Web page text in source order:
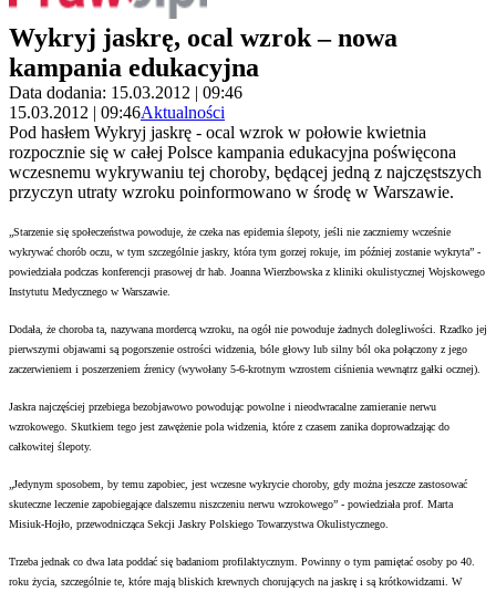
Wykryj jaskrę, ocal wzrok – nowa
kampania edukacyjna
Data dodania: 15.03.2012 | 09:46
15.03.2012 | 09:46Aktualności
Pod hasłem Wykryj jaskrę - ocal wzrok w połowie kwietnia
rozpocznie się w całej Polsce kampania edukacyjna poświęcona
wczesnemu wykrywaniu tej choroby, będącej jedną z najczęstszych
przyczyn utraty wzroku poinformowano w środę w Warszawie.
„Starzenie się społeczeństwa powoduje, że czeka nas epidemia ślepoty, jeśli nie zaczniemy wcześnie
wykrywać chorób oczu, w tym szczególnie jaskry, która tym gorzej rokuje, im później zostanie wykryta” -
powiedziała podczas konferencji prasowej dr hab. Joanna Wierzbowska z kliniki okulistycznej Wojskowego
Instytutu Medycznego w Warszawie.
Dodała, że choroba ta, nazywana mordercą wzroku, na ogół nie powoduje żadnych dolegliwości. Rzadko jej
pierwszymi objawami są pogorszenie ostrości widzenia, bóle głowy lub silny ból oka połączony z jego
zaczerwieniem i poszerzeniem źrenicy (wywołany 5-6-krotnym wzrostem ciśnienia wewnątrz gałki ocznej).
Jaskra najczęściej przebiega bezobjawowo powodując powolne i nieodwracalne zamieranie nerwu
wzrokowego. Skutkiem tego jest zawężenie pola widzenia, które z czasem zanika doprowadzając do
całkowitej ślepoty.
„Jedynym sposobem, by temu zapobiec, jest wczesne wykrycie choroby, gdy można jeszcze zastosować
skuteczne leczenie zapobiegające dalszemu niszczeniu nerwu wzrokowego” - powiedziała prof. Marta
Misiuk-Hojło, przewodnicząca Sekcji Jaskry Polskiego Towarzystwa Okulistycznego.
Trzeba jednak co dwa lata poddać się badaniom profilaktycznym. Powinny o tym pamiętać osoby po 40.
roku życia, szczególnie te, które mają bliskich krewnych chorujących na jaskrę i są krótkowidzami. W